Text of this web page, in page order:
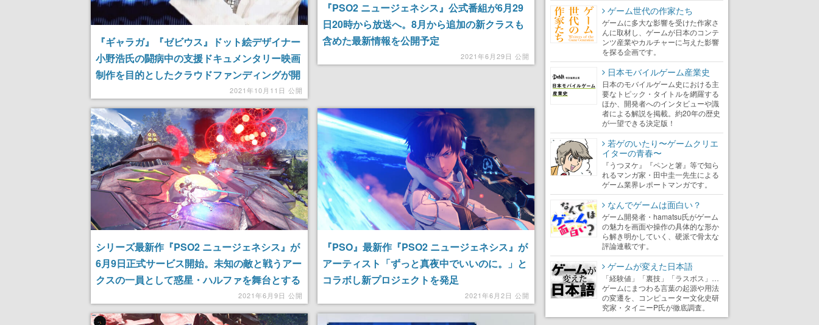
『ギャラガ』『ゼビウス』ドット絵デザイナー
小野浩氏の闘病中の支援ドキュメンタリー映画
制作を目的としたクラウドファンディングが開
2021年10月11日 公開
『PSO2 ニュージェネシス』公式番組が6月29
日20時から放送へ。8月から追加の新クラスも
含めた最新情報を公開予定
2021年6月29日 公開
シリーズ最新作『PSO2 ニュージェネシス』が
6月9日正式サービス開始。未知の敵と戦うアー
クスの一員として惑星・ハルファを舞台とする
広大なフィールドへ冒険に出よう2021年6月9日 公開
『PSO』最新作『PSO2 ニュージェネシス』が
アーティスト「ずっと真夜中でいいのに。」と
コラボし新プロジェクトを発足
2021年6月2日 公開
ゲーム世代の作家たち
ゲームに多大な影響を受けた作家さ
んに取材し、ゲームが日本のコンテ
ンツ産業やカルチャーに与えた影響
を探る企画です。
日本モバイルゲーム産業史
日本のモバイルゲーム史における主
要なトピック・タイトルを網羅する
ほか、開発者へのインタビューや識
者による解説を掲載。約20年の歴史
が一望できる決定版！
若ゲのいたり〜ゲームクリエ
イターの青春〜
『うつヌケ』『ペンと箸』等で知ら
れるマンガ家・田中圭一先生による
ゲーム業界レポートマンガです。
なんでゲームは面白い？
ゲーム開発者・hamatsu氏がゲーム
の魅力を画面や操作の具体的な形か
ら解き明かしていく、硬派で骨太な
評論連載です。
ゲームが変えた日本語
「経験値」「裏技」「ラスボス」…
ゲームにまつわる言葉の起源や用法
の変遷を、コンピューター文化史研
究家・タイニーP氏が徹底調査。